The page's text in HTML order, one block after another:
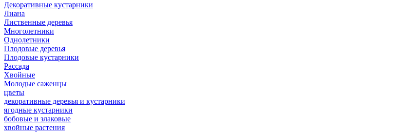
Декоративные кустарники
Лиана
Лиственные деревья
Многолетники
Однолетники
Плодовые деревья
Плодовые кустарники
Рассада
Хвойные
Молодые саженцы
цветы
декоративные деревья и кустарники
ягодные кустарники
бобовые и злаковые
хвойные растения